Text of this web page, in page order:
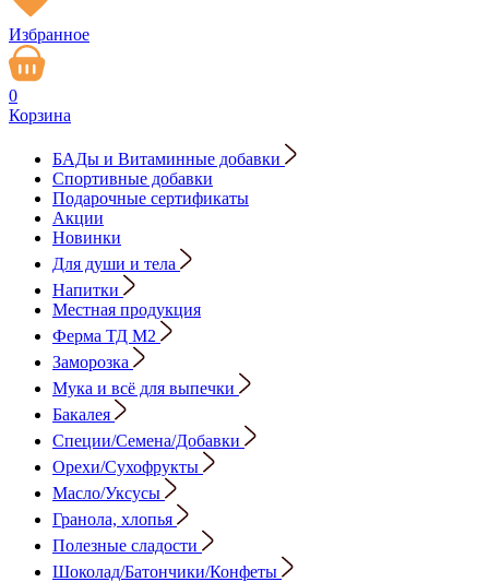
Избранное
0
Корзина
БАДы и Витаминные добавки
Спортивные добавки
Подарочные сертификаты
Акции
Новинки
Для души и тела
Напитки
Местная продукция
Ферма ТД М2
Заморозка
Мука и всё для выпечки
Бакалея
Специи/Семена/Добавки
Орехи/Сухофрукты
Масло/Уксусы
Гранола, хлопья
Полезные сладости
Шоколад/Батончики/Конфеты